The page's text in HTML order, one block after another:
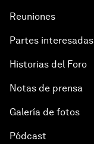
Reuniones
Partes interesadas
Historias del Foro
Notas de prensa
Galería de fotos
Pódcast